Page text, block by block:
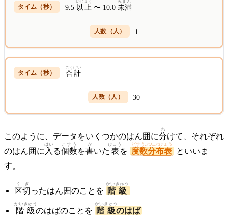
9.5 以上
いじょう
〜 10.0 未満
みまん
1
合計
ごうけい
30
このように、データをいくつかのはん囲に分
わ
けて、それぞれ
のはん囲に 入
はい
る個数
こすう
を書
か
いた 表
ひょう
を 度数分布表
どすうぶんぷひょう
といいま
す。
区切
くぎ
ったはん囲のことを 階級
かいきゅう
階級
かいきゅう
のはばのことを 階級
かいきゅう
のはば